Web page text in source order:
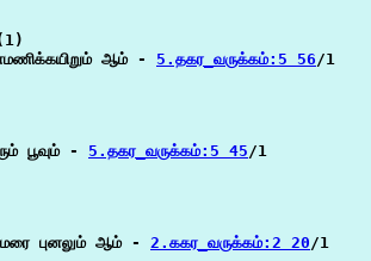
ஆம் - 5.தகர_வருக்கம்:5 56/1
பூவும் - 5.தகர_வருக்கம்:5 45/1
புனலும் ஆம் - 2.ககர_வருக்கம்:2 20/1